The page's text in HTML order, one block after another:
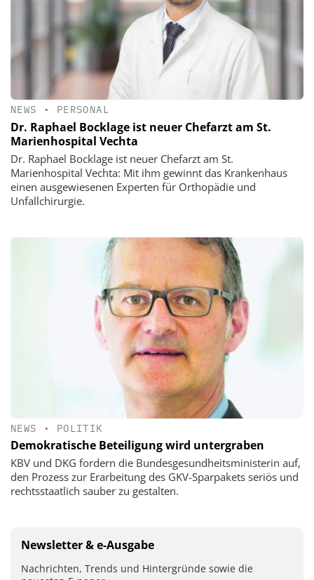
NEWS • PERSONAL
Dr. Raphael Bocklage ist neuer Chefarzt am St.
Marienhospital Vechta
Dr. Raphael Bocklage ist neuer Chefarzt am St.
Marienhospital Vechta: Mit ihm gewinnt das Krankenhaus
einen ausgewiesenen Experten für Orthopädie und
Unfallchirurgie.
NEWS • POLITIK
Demokratische Beteiligung wird untergraben
KBV und DKG fordern die Bundesgesundheitsministerin auf,
den Prozess zur Erarbeitung des GKV-Sparpakets seriös und
rechtsstaatlich sauber zu gestalten.
Newsletter & e-Ausgabe
Nachrichten, Trends und Hintergründe sowie die